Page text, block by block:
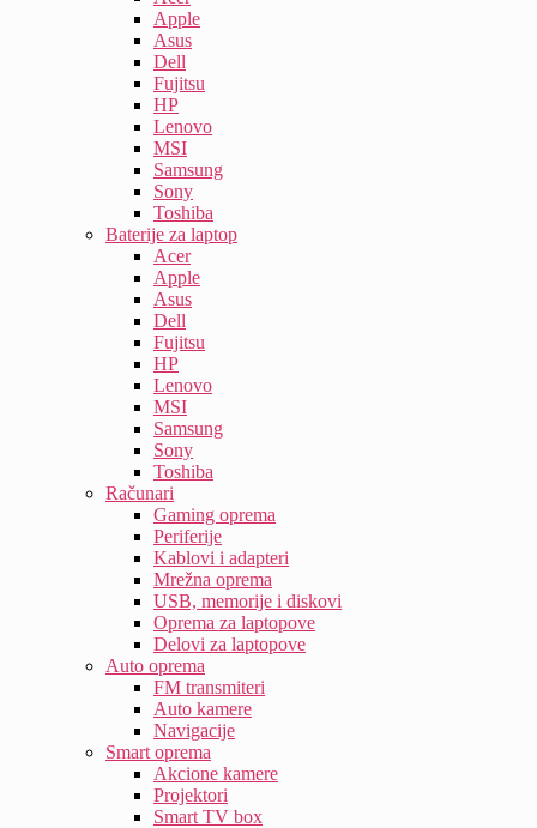
Apple
Asus
Dell
Fujitsu
HP
Lenovo
MSI
Samsung
Sony
Toshiba
Baterije za laptop
Acer
Apple
Asus
Dell
Fujitsu
HP
Lenovo
MSI
Samsung
Sony
Toshiba
Računari
Gaming oprema
Periferije
Kablovi i adapteri
Mrežna oprema
USB, memorije i diskovi
Oprema za laptopove
Delovi za laptopove
Auto oprema
FM transmiteri
Auto kamere
Navigacije
Smart oprema
Akcione kamere
Projektori
Smart TV box